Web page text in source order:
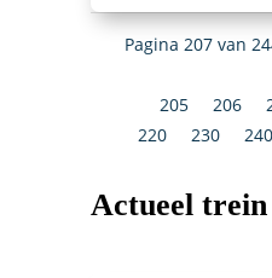
Pagina 207 van
205
206
220
230 240
Actueel trein